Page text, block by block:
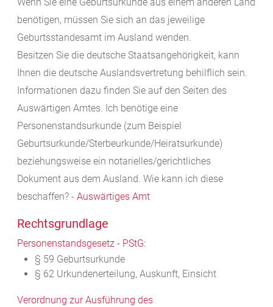
Wenn Sie eine Geburtsurkunde aus einem anderen Land
benötigen, müssen Sie sich an das jeweilige
Geburtsstandesamt im Ausland wenden.
Besitzen Sie die deutsche Staatsangehörigkeit, kann
Ihnen die deutsche Auslandsvertretung behilflich sein.
Informationen dazu finden Sie auf den Seiten des
Auswärtigen Amtes. Ich benötige eine
Personenstandsurkunde (zum Beispiel
Geburtsurkunde/Sterbeurkunde/Heiratsurkunde)
beziehungsweise ein notarielles/gerichtliches
Dokument aus dem Ausland. Wie kann ich diese
beschaffen? - Auswärtiges Amt
Rechtsgrundlage
Personenstandsgesetz - PStG:
§ 59 Geburtsurkunde
§ 62 Urkundenerteilung, Auskunft, Einsicht
Verordnung zur Ausführung des